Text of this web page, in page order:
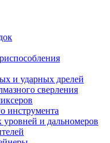
и ударных дрелей
сверления
инструмента
уровней и дальномеров